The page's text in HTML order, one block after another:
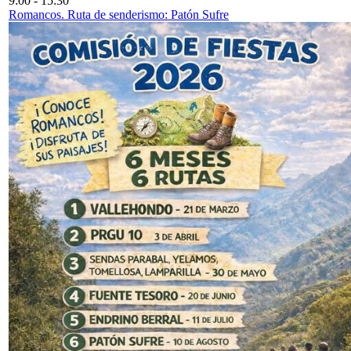
Romancos. Ruta de senderismo: Patón Sufre